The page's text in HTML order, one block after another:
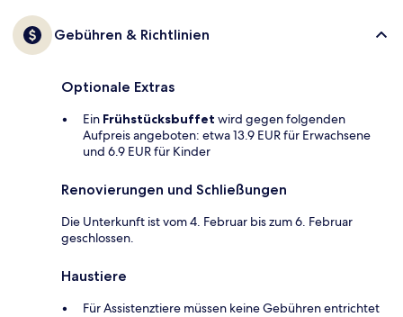
Gebühren & Richtlinien
Optionale Extras
Ein Frühstücksbuffet wird gegen folgenden
Aufpreis angeboten: etwa 13.9 EUR für Erwachsene
und 6.9 EUR für Kinder
Renovierungen und Schließungen
Die Unterkunft ist vom 4. Februar bis zum 6. Februar
geschlossen.
Haustiere
Für Assistenztiere müssen keine Gebühren entrichtet